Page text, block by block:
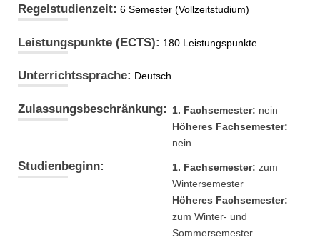
Regelstudienzeit: 6 Semester (Vollzeitstudium)
Leistungspunkte (ECTS): 180 Leistungspunkte
Unterrichtssprache: Deutsch
Zulassungsbeschränkung: 1. Fachsemester: nein
Höheres Fachsemester:
nein
Studienbeginn: 1. Fachsemester: zum
Wintersemester
Höheres Fachsemester:
zum Winter- und
Sommersemester